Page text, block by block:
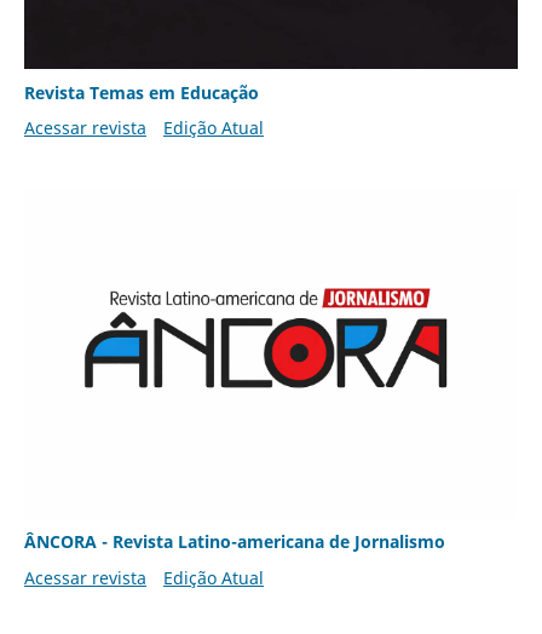
Revista Temas em Educação
Acessar revista
Edição Atual
ÂNCORA - Revista Latino-americana de Jornalismo
Acessar revista
Edição Atual